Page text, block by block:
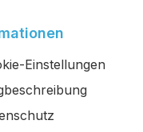
Einstellungen